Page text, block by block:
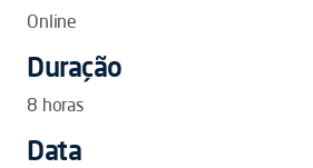
Online
Duração
8 horas
Data